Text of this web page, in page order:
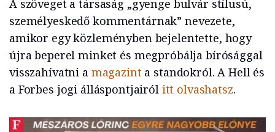
A szöveget a társaság „gyenge bulvár stílusú,
személyeskedő kommentárnak” nevezete,
amikor egy közleményben bejelentette, hogy
újra beperel minket és megpróbálja bírósággal
visszahívatni a magazint a standokról. A Hell és
a Forbes jogi álláspontjairól itt olvashatsz.